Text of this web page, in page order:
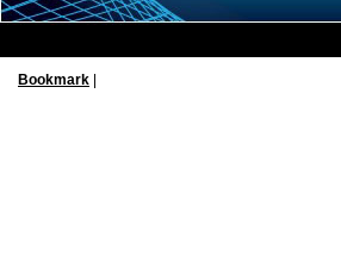
Bookmark